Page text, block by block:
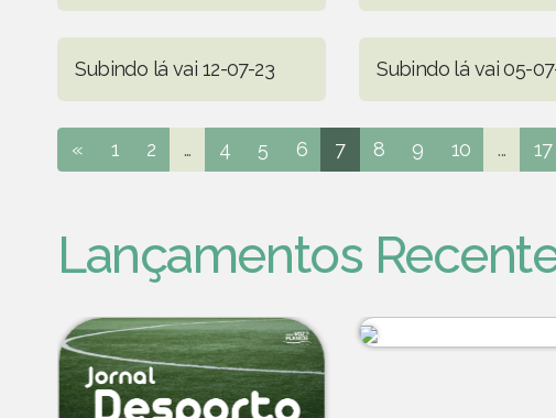
Subindo lá vai 12-07-23 Subindo lá vai 05-
« 1 2 ... 4 5 6 7 8 9 10 ... 17
Lançamentos